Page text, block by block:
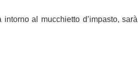
al mucchietto d’impasto, sarà